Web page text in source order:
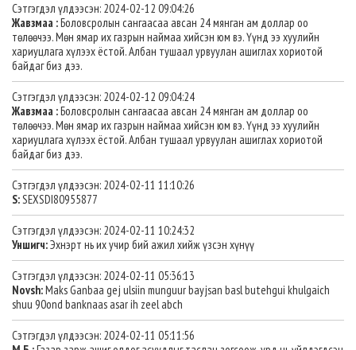
Сэтгэгдэл үлдээсэн: 2024-02-12 09:04:26
Жавзмаа :Боловсролын сангаасаа авсан 24 мянган ам доллар оо
төлөөчээ. Мөн ямар их газрын наймаа хийсэн юм вэ. Үүнд ээ хуулийн
хариуцлага хүлээх ёстой. Албан тушаал урвуулан ашиглах хориотой
байдаг биз дээ.
Сэтгэгдэл үлдээсэн: 2024-02-12 09:04:24
Жавзмаа :Боловсролын сангаасаа авсан 24 мянган ам доллар оо
төлөөчээ. Мөн ямар их газрын наймаа хийсэн юм вэ. Үүнд ээ хуулийн
хариуцлага хүлээх ёстой. Албан тушаал урвуулан ашиглах хориотой
байдаг биз дээ.
Сэтгэгдэл үлдээсэн: 2024-02-11 11:10:26
S:SEXSDI80955877
Сэтгэгдэл үлдээсэн: 2024-02-11 10:24:32
Уншигч:Эхнэрт нь их учир бий ажил хийж үзсэн хүнүү
Сэтгэгдэл үлдээсэн: 2024-02-11 05:36:13
Novsh:Maks Ganbaa gej ulsiin munguur bayjsan basl butehgui khulgaich
shuu 90ond banknaas asar ih zeel abch
Сэтгэгдэл үлдээсэн: 2024-02-11 05:11:56